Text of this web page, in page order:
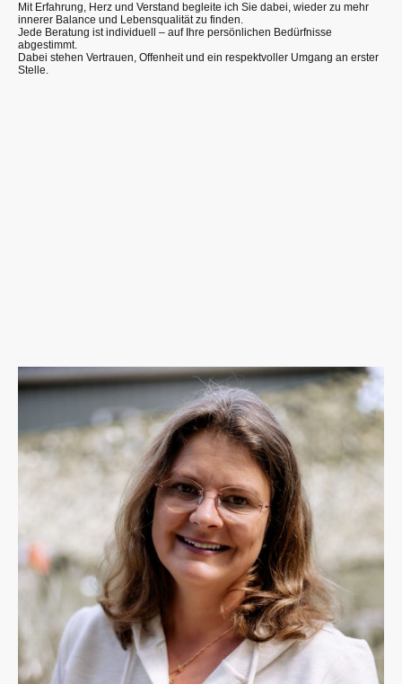
Mit Erfahrung, Herz und Verstand begleite ich Sie dabei, wieder zu mehr
innerer Balance und Lebensqualität zu finden.
Jede Beratung ist individuell – auf Ihre persönlichen Bedürfnisse
abgestimmt.
Dabei stehen Vertrauen, Offenheit und ein respektvoller Umgang an erster
Stelle.